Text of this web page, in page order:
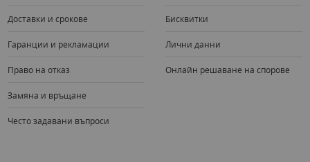
Доставки и срокове
Гаранции и рекламации
Право на отказ
Замяна и връщане
Често задавани въпроси
Бисквитки
Лични данни
Онлайн решаване на спорове